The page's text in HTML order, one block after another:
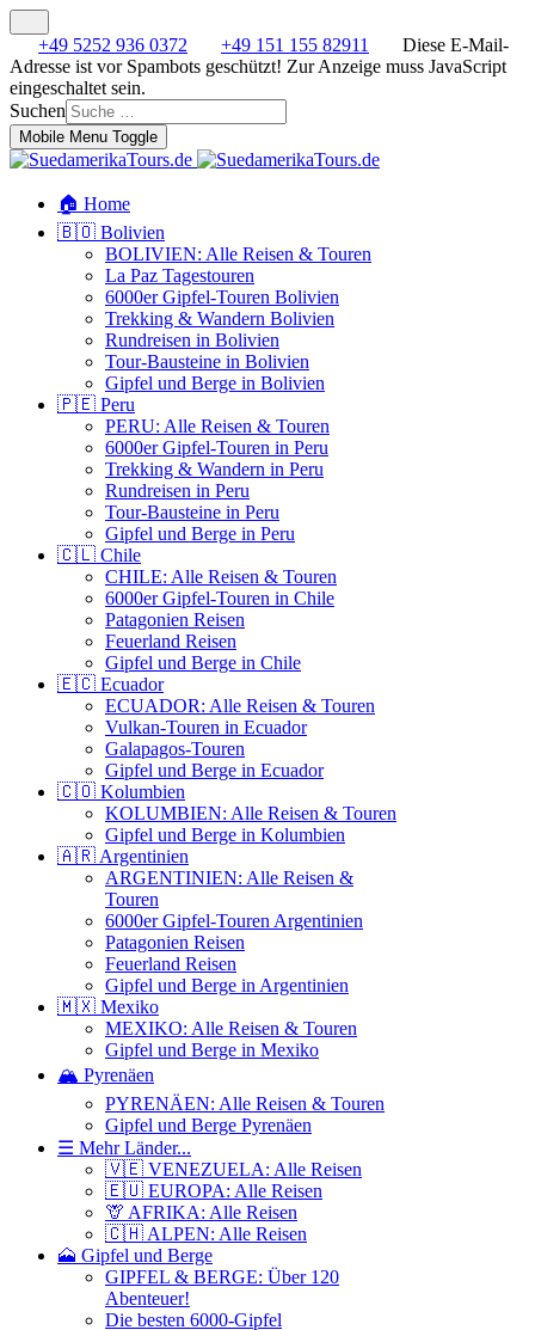
+49 5252 936 0372 +49 151 155 82911
Diese E-Mail-
Adresse ist vor Spambots geschützt! Zur Anzeige muss JavaScript
eingeschaltet sein.
Suchen
Mobile Menu Toggle
🏠 Home
🇧🇴 Bolivien
BOLIVIEN: Alle Reisen & Touren
La Paz Tagestouren
6000er Gipfel-Touren Bolivien
Trekking & Wandern Bolivien
Rundreisen in Bolivien
Tour-Bausteine in Bolivien
Gipfel und Berge in Bolivien
🇵🇪 Peru
PERU: Alle Reisen & Touren
6000er Gipfel-Touren in Peru
Trekking & Wandern in Peru
Rundreisen in Peru
Tour-Bausteine in Peru
Gipfel und Berge in Peru
🇨🇱 Chile
CHILE: Alle Reisen & Touren
6000er Gipfel-Touren in Chile
Patagonien Reisen
Feuerland Reisen
Gipfel und Berge in Chile
🇪🇨 Ecuador
ECUADOR: Alle Reisen & Touren
Vulkan-Touren in Ecuador
Galapagos-Touren
Gipfel und Berge in Ecuador
🇨🇴 Kolumbien
KOLUMBIEN: Alle Reisen & Touren
Gipfel und Berge in Kolumbien
🇦🇷 Argentinien
ARGENTINIEN: Alle Reisen &
Touren
6000er Gipfel-Touren Argentinien
Patagonien Reisen
Feuerland Reisen
Gipfel und Berge in Argentinien
🇲🇽 Mexiko
MEXIKO: Alle Reisen & Touren
Gipfel und Berge in Mexiko
🏔️ Pyrenäen
PYRENÄEN: Alle Reisen & Touren
Gipfel und Berge Pyrenäen
☰ Mehr Länder...
🇻🇪 VENEZUELA: Alle Reisen
🇪🇺 EUROPA: Alle Reisen
🦒 AFRIKA: Alle Reisen
🇨🇭 ALPEN: Alle Reisen
🗻 Gipfel und Berge
GIPFEL & BERGE: Über 120
Abenteuer!
Die besten 6000-Gipfel